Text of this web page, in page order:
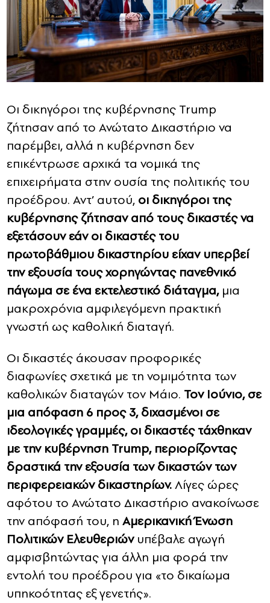
Οι δικηγόροι της κυβέρνησης Trump
ζήτησαν από το Ανώτατο Δικαστήριο να
παρέμβει, αλλά η κυβέρνηση δεν
επικέντρωσε αρχικά τα νομικά της
επιχειρήματα στην ουσία της πολιτικής του
προέδρου. Αντ’ αυτού, οι δικηγόροι της
κυβέρνησης ζήτησαν από τους δικαστές να
εξετάσουν εάν οι δικαστές του
πρωτοβάθμιου δικαστηρίου είχαν υπερβεί
την εξουσία τους χορηγώντας πανεθνικό
πάγωμα σε ένα εκτελεστικό διάταγμα,μια
μακροχρόνια αμφιλεγόμενη πρακτική
γνωστή ως καθολική διαταγή.
Οι δικαστές άκουσαν προφορικές
διαφωνίες σχετικά με τη νομιμότητα των
καθολικών διαταγών τον Μάιο. Τον Ιούνιο, σε
μια απόφαση 6 προς 3, διχασμένοι σε
ιδεολογικές γραμμές, οι δικαστές τάχθηκαν
με την κυβέρνηση Trump, περιορίζοντας
δραστικά την εξουσία των δικαστών των
περιφερειακών δικαστηρίων.Λίγες ώρες
αφότου το Ανώτατο Δικαστήριο ανακοίνωσε
την απόφασή του, η Αμερικανική Ένωση
Πολιτικών Ελευθεριώνυπέβαλε αγωγή
αμφισβητώντας για άλλη μια φορά την
εντολή του προέδρου για «το δικαίωμα
υπηκοότητας εξ γενετής».